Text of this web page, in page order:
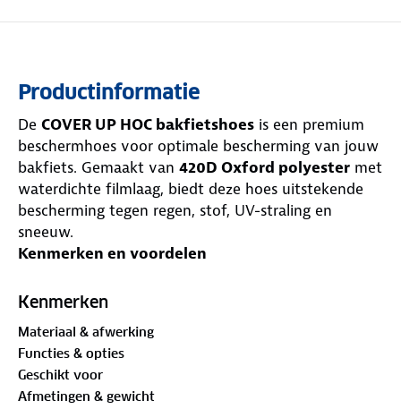
Productinformatie
De COVER UP HOC bakfietshoes is een premium
beschermhoes voor optimale bescherming van jouw
bakfiets. Gemaakt van 420D Oxford polyester met
waterdichte filmlaag, biedt deze hoes uitstekende
bescherming tegen regen, stof, UV-straling en
sneeuw.
Kenmerken en voordelen
bestendig
zware regenbuien
Ademend en schimmelwerend
condens en voorkomt schimmel
UV-bescherming (40+)
Kenmerken
Materiaal & afwerking
Functies & opties
Geschikt voor
Afmetingen & gewicht